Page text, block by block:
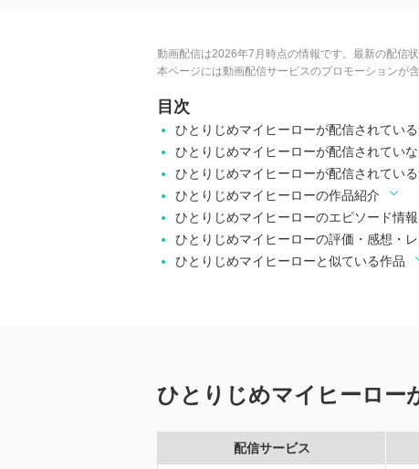
動画配信は2026年7月時点の情報です。最新の配信
本ページには動画配信サービスのプロモーションが含
目次
ひとりじめマイヒーローが配信されてい
ひとりじめマイヒーローが配信されてい
ひとりじめマイヒーローが配信されてい
ひとりじめマイヒーローの作品紹介
ひとりじめマイヒーローのエピソード情報
ひとりじめマイヒーローの評価・感想・
ひとりじめマイヒーローと似ている作品
ひとりじめマイヒーロー
配信サービス